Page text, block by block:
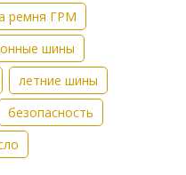
ремня ГРМ
шины
летние шины
безопасность